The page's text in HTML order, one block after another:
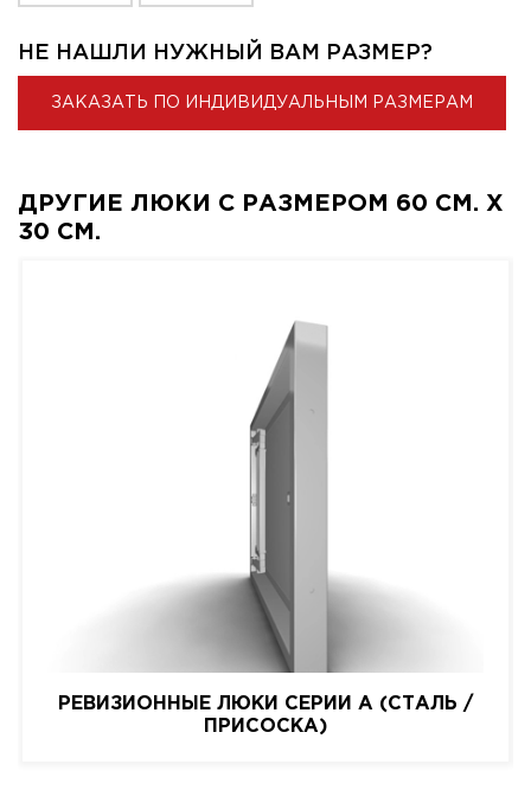
НЕ НАШЛИ НУЖНЫЙ ВАМ РАЗМЕР?
ЗАКАЗАТЬ ПО ИНДИВИДУАЛЬНЫМ РАЗМЕРАМ
ДРУГИЕ ЛЮКИ С РАЗМЕРОМ 60 СМ. X
30 СМ.
РЕВИЗИОННЫЕ ЛЮКИ СЕРИИ A (СТАЛЬ /
ПРИСОСКА)